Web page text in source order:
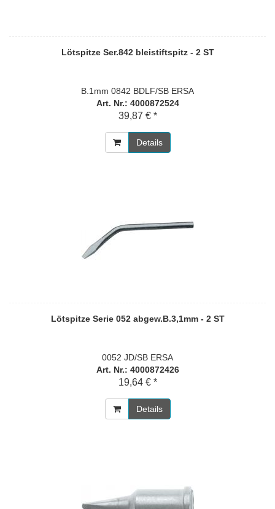
Lötspitze Ser.842 bleistiftspitz - 2 ST
B.1mm 0842 BDLF/SB ERSA
Art. Nr.: 4000872524
39,87 € *
Details
Lötspitze Serie 052 abgew.B.3,1mm - 2 ST
0052 JD/SB ERSA
Art. Nr.: 4000872426
19,64 € *
Details